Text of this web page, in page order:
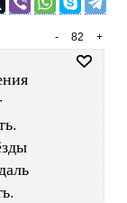
+
82
-